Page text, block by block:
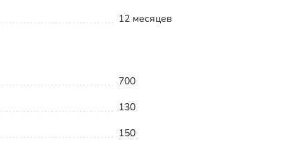
12 месяцев
700
130
150